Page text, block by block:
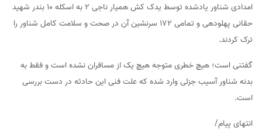
امدادی شناور یادشده توسط یدک کش همیار ناجی ۲ به اسکله ۱۰ بندر شهید
حقانی پهلودهی و تمامی ۱۷۲ سرنشین آن در صحت و سلامت کامل شناور را
ترک کردند.
گفتنی است؛ هیچ خطری متوجه هیچ یک از مسافران نشده است و فقط به
بدنه شناور آسیب جزئی وارد شده که علت فنی این حادثه در دست بررسی
است.
انتهای پیام/